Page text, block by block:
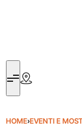
HOME›EVENTI E